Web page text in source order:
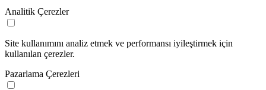
Analitik Çerezler
Site kullanımını analiz etmek ve performansı iyileştirmek için
kullanılan çerezler.
Pazarlama Çerezleri